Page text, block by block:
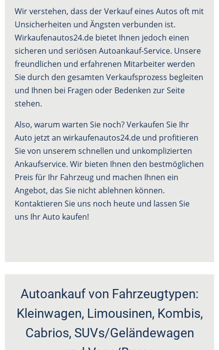
Wir verstehen, dass der Verkauf eines Autos oft mit
Unsicherheiten und Ängsten verbunden ist.
Wirkaufenautos24.de bietet Ihnen jedoch einen
sicheren und seriösen Autoankauf-Service. Unsere
freundlichen und erfahrenen Mitarbeiter werden
Sie durch den gesamten Verkaufsprozess begleiten
und Ihnen bei Fragen oder Bedenken zur Seite
stehen.
Also, warum warten Sie noch? Verkaufen Sie Ihr
Auto jetzt an wirkaufenautos24.de und profitieren
Sie von unserem schnellen und unkomplizierten
Ankaufservice. Wir bieten Ihnen den bestmöglichen
Preis für Ihr Fahrzeug und machen Ihnen ein
Angebot, das Sie nicht ablehnen können.
Kontaktieren Sie uns noch heute und lassen Sie
uns Ihr Auto kaufen!
Autoankauf von Fahrzeugtypen:
Kleinwagen, Limousinen, Kombis,
Cabrios, SUVs/Geländewagen